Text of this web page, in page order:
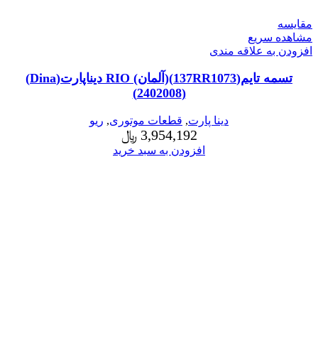
مقایسه
مشاهده سریع
افزودن به علاقه مندی
تسمه تایم(137RR1073)(آلمان) RIO دیناپارت(Dina)
(2402008)
دینا پارت, قطعات موتوری, ریو
3,954,192 ﷼
افزودن به سبد خرید